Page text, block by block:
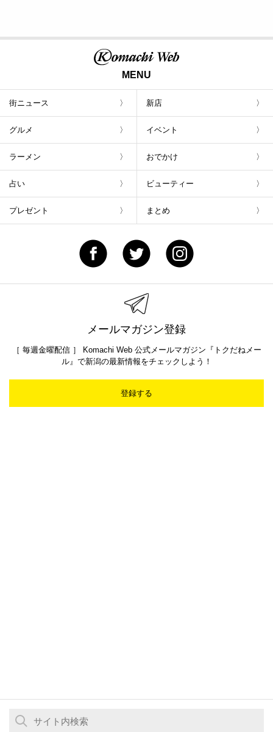
MENU
街ニュース 新店
グルメ イベント
ラーメン おでかけ
占い ビューティー
プレゼント まとめ
メールマガジン登録
［ 毎週金曜配信 ］ Komachi Web 公式メールマガジン『トクだねメー
ル』で新潟の最新情報をチェックしよう！
登録する